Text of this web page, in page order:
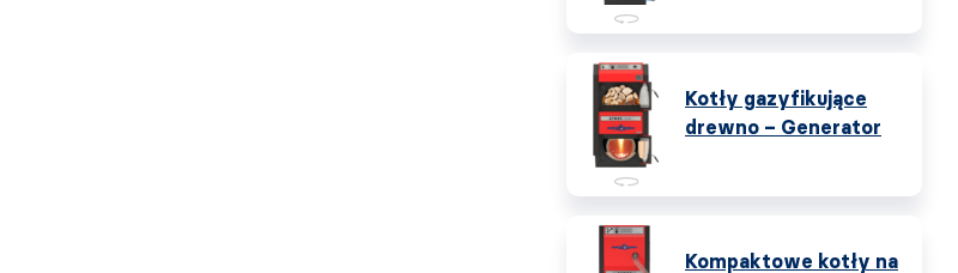
Kotły gazyfikujące
drewno – Generator
Kompaktowe kotły na